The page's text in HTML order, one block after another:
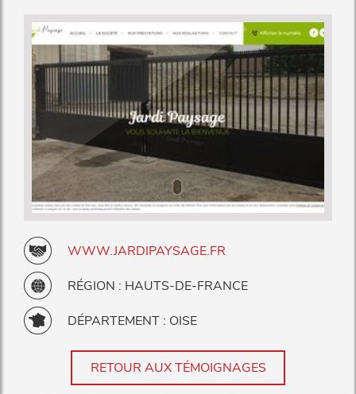
WWW.JARDIPAYSAGE.FR
RÉGION : HAUTS-DE-FRANCE
DÉPARTEMENT : OISE
RETOUR AUX TÉMOIGNAGES